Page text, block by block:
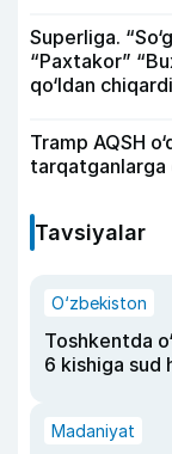
Superliga.
“Paxtakor”
qo‘ldan chiqardi
Tramp AQSH
tarqatganlarga
Tavsiyalar
O‘zbekiston
Toshkentda
6 kishiga sud
Madaniyat